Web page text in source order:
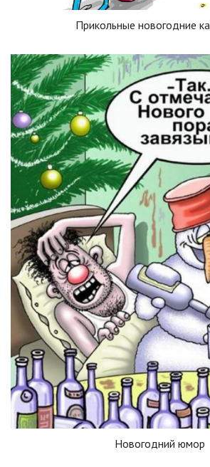
Прикольные новогодние
Новогодний юмор